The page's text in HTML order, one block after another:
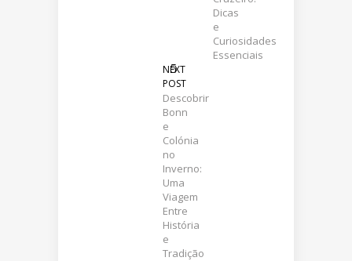
Dicas
e
Curiosidades
Essenciais
NEXT
POST
Descobrir
Bonn
e
Colónia
no
Inverno:
Uma
Viagem
Entre
História
e
Tradição